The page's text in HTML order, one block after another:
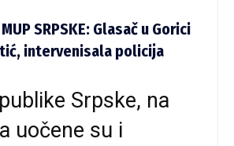
MUP SRPSKE: Glasač u Gorici
intervenisala policija
Srpske, na
uočene su i